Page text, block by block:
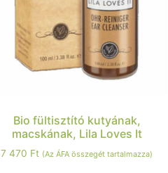
Bio fültisztító kutyának,
macskának, Lila Loves It
7 470 Ft (Az ÁFA összegét tartalmazza)